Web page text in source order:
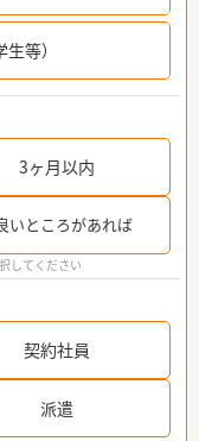
等）
3ヶ月以内
いところがあれば
してください
契約社員
派遣